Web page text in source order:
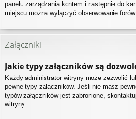
panelu zarządzania kontem i następnie do
miejscu można wyłączyć obserwowanie
Załączniki
Jakie typy załączników są
Każdy administrator witryny może zezwolić
pewne typy załączników. Jeśli nie masz
typów załączników jest zabronione,
witryny.